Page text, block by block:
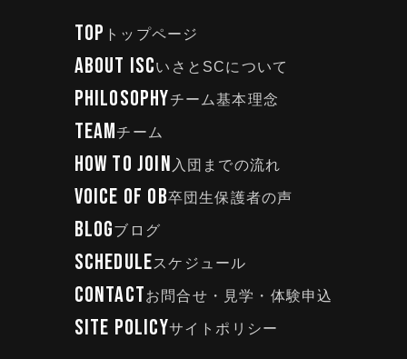
TOP トップページ
ABOUT ISCいさとSCについて
PHILOSOPHYチーム基本理念
TEAMチーム
HOW TO JOIN 入団までの流れ
VOICE OF OB卒団生保護者の声
BLOGブログ
SCHEDULEスケジュール
CONTACTお問合せ・見学・体験申込
SITE POLICYサイトポリシー